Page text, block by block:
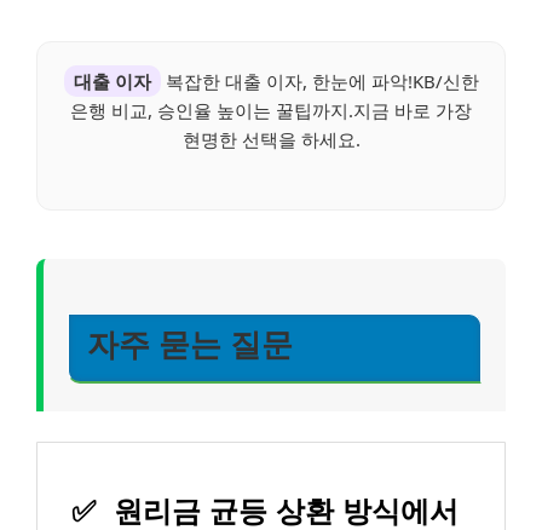
대출 이자
복잡한 대출 이자, 한눈에 파악!KB/신한
은행 비교, 승인율 높이는 꿀팁까지.지금 바로 가장
현명한 선택을 하세요.
자주 묻는 질문
✅
원리금 균등 상환 방식에서